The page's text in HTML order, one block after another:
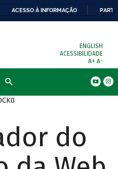
ACESSO À INFORMAÇÃO
ENGLISH
ACESSIBILIDADE
A+ A-
do